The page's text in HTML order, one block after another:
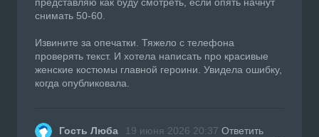
снимать 50-60.
Извините за опечатки. Тяжело с телефона
проверять текст. И хотела написать про красивые
женские костюмы главной героини. Увидела ошибку,
когда опубликовала.
Гость Люба 19 июня 2026 20:37 Ответить